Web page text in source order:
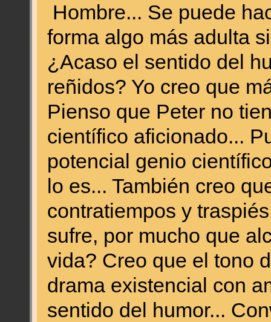
Hombre... Se puede
forma algo más adulta
¿Acaso el sentido del
reñidos? Yo creo que
Pienso que Peter no
científico aficionado...
potencial genio
lo es... También creo
contratiempos y
sufre, por mucho que
vida? Creo que el tono
drama existencial con
sentido del humor...